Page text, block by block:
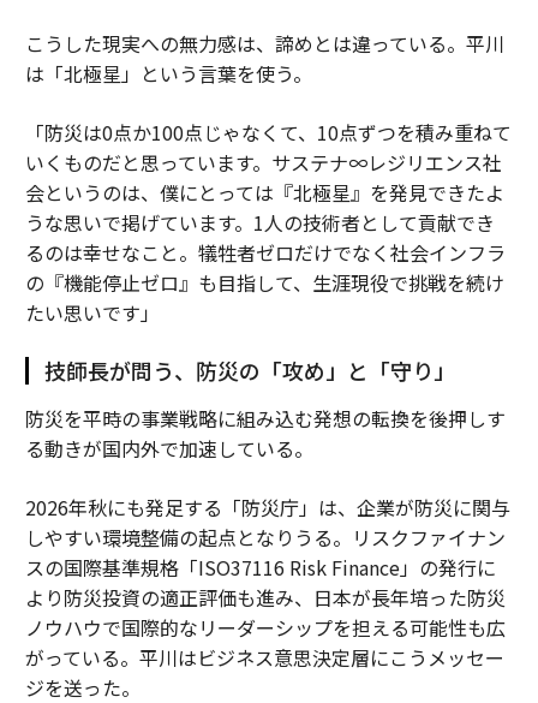
こうした現実への無力感は、諦めとは違っている。平川
は「北極星」という言葉を使う。
「防災は0点か100点じゃなくて、10点ずつを積み重ねて
いくものだと思っています。サステナ∞レジリエンス社
会というのは、僕にとっては『北極星』を発見できたよ
うな思いで掲げています。1人の技術者として貢献でき
るのは幸せなこと。犠牲者ゼロだけでなく社会インフラ
の『機能停止ゼロ』も目指して、生涯現役で挑戦を続け
たい思いです」
技師長が問う、防災の「攻め」と「守り」
防災を平時の事業戦略に組み込む発想の転換を後押しす
る動きが国内外で加速している。
2026年秋にも発足する「防災庁」は、企業が防災に関与
しやすい環境整備の起点となりうる。リスクファイナン
スの国際基準規格「ISO37116 Risk Finance」の発行に
より防災投資の適正評価も進み、日本が長年培った防災
ノウハウで国際的なリーダーシップを担える可能性も広
がっている。平川はビジネス意思決定層にこうメッセー
ジを送った。